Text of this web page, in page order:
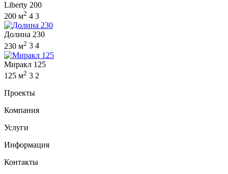
Liberty 200
200 м2 4 3
Долина 230
230 м2 3 4
Миракл 125
125 м2 3 2
Проекты
Компания
Услуги
Информация
Контакты